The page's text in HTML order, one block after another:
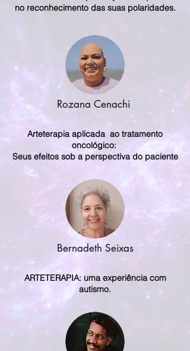
no reconhecimento das suas polaridades.
Rozana Cenachi
Arteterapia aplicada ao tratamento
oncológico:
Seus efeitos sob a perspectiva do paciente
Bernadeth Seixas
ARTETERAPIA: uma experiência com
autismo.